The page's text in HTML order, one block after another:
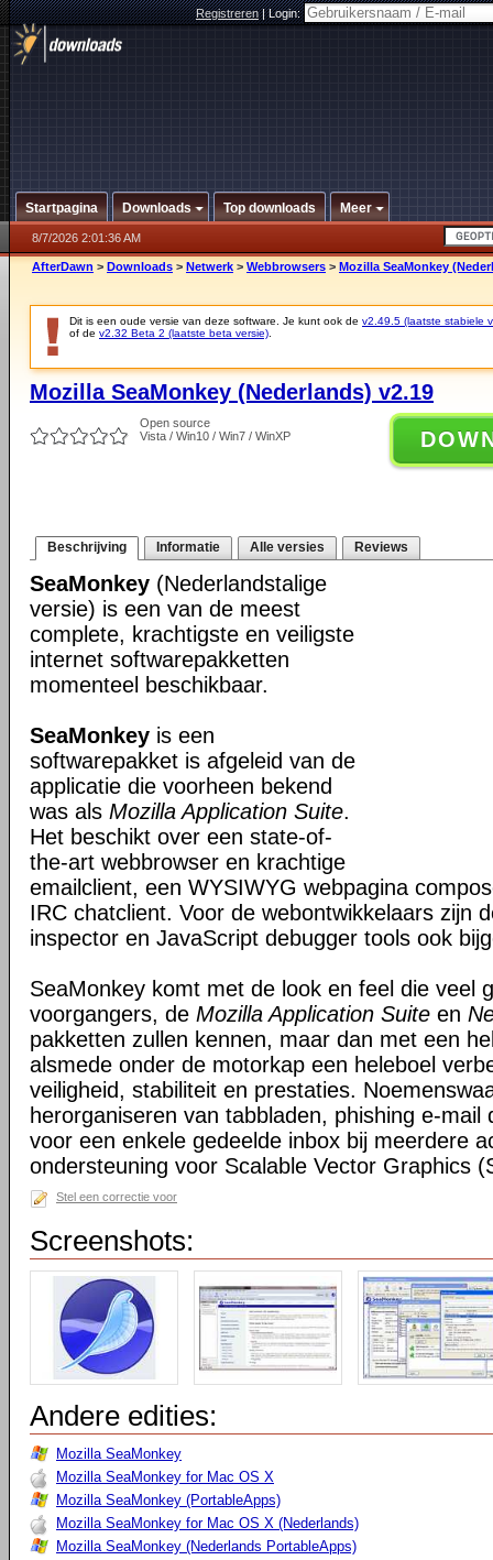
Registreren|Login:
Startpagina Downloads Top downloads Meer
8/7/2026 2:01:36 AM
AfterDawn > Downloads > Netwerk > Webbrowsers > Mozilla SeaMonkey
Dit is een oude versie van deze software. Je kunt ook de v2.49.5 (laatste stabiele
of de v2.32 Beta 2 (laatste beta versie)
Mozilla SeaMonkey (Nederlands) v2.19
Open source
Vista / Win10 / Win7 / WinXP
Beschrijving Informatie Alle versies Reviews
SeaMonkey (Nederlandstalige
versie) is een van de meest
complete, krachtigste en veiligste
internet softwarepakketten
momenteel beschikbaar.
SeaMonkey is een
softwarepakket is afgeleid van de
applicatie die voorheen bekend
was als Mozilla Application Suite.
Het beschikt over een state-of-
the-art webbrowser en krachtige
emailclient, een WYSIWYG webpagina
IRC chatclient. Voor de webontwikkelaars zijn
inspector en JavaScript debugger tools ook
SeaMonkey komt met de look en feel die veel
voorgangers, de Mozilla Application Suite en
pakketten zullen kennen, maar dan met een
alsmede onder de motorkap een heleboel
veiligheid, stabiliteit en prestaties.
herorganiseren van tabbladen, phishing e-mail
voor een enkele gedeelde inbox bij meerdere
ondersteuning voor Scalable Vector Graphics
Stel een correctie voor
Screenshots:
Andere edities:
Mozilla SeaMonkey
Mozilla SeaMonkey for Mac OS X
Mozilla SeaMonkey (PortableApps)
Mozilla SeaMonkey for Mac OS X (Nederlands)
Mozilla SeaMonkey (Nederlands PortableApps)